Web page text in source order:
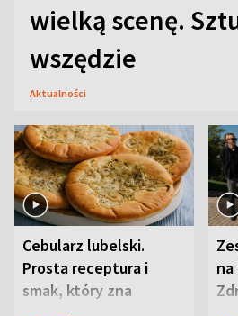
wielką scenę.
wszędzie
Aktualności
Cebularz lubelski.
Prosta receptura i
smak, który zna
na